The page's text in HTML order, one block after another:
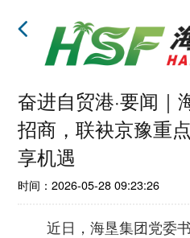
奋进自贸港·要闻｜
招商，联袂京豫重
享机遇
时间：2026-05-28 09:23:26
近日，海垦集团党委书